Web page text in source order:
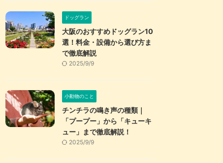
ドッグラン
大阪のおすすめドッグラン10
選！料金・設備から選び方ま
で徹底解説
2025/9/9
小動物のこと
チンチラの鳴き声の種類｜
「プープー」から「キューキ
ュー」まで徹底解説！
2025/9/9